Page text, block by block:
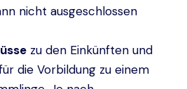
nicht ausgeschlossen
zu den Einkünften und
die Vorbildung zu einem